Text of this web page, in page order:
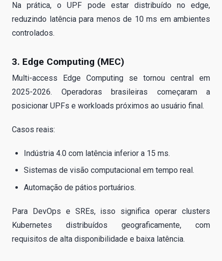
Na prática, o UPF pode estar distribuído no edge,
reduzindo latência para menos de 10 ms em ambientes
controlados.
3. Edge Computing (MEC)
Multi-access Edge Computing se tornou central em
2025-2026. Operadoras brasileiras começaram a
posicionar UPFs e workloads próximos ao usuário final.
Casos reais:
Indústria 4.0 com latência inferior a 15 ms.
Sistemas de visão computacional em tempo real.
Automação de pátios portuários.
Para DevOps e SREs, isso significa operar clusters
Kubernetes distribuídos geograficamente, com
requisitos de alta disponibilidade e baixa latência.